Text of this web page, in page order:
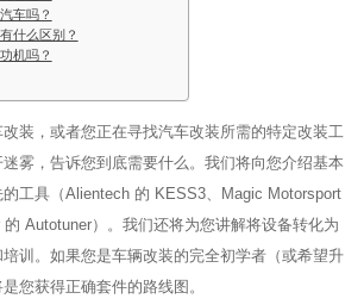
车吗？
什么区别？
机吗？
装，或者您正在寻找汽车改装所需的特定改装工
雾，告诉您到底需要什么。我们将向您介绍基本
工具（Alientech 的 KESS3、Magic Motorsport
Autotuner）。我们还将为您讲解将设备转化为
训。如果您是车辆改装的完全初学者（或希望升
您获得正确套件的路线图。